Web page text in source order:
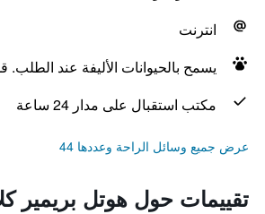
انترنت
يسمح بالحيوانات الأليفة عند
مكتب استقبال على مدار 24 ساعة
عرض جميع وسائل الراحة وعددها 44
تقييمات حول هوتل بريمير